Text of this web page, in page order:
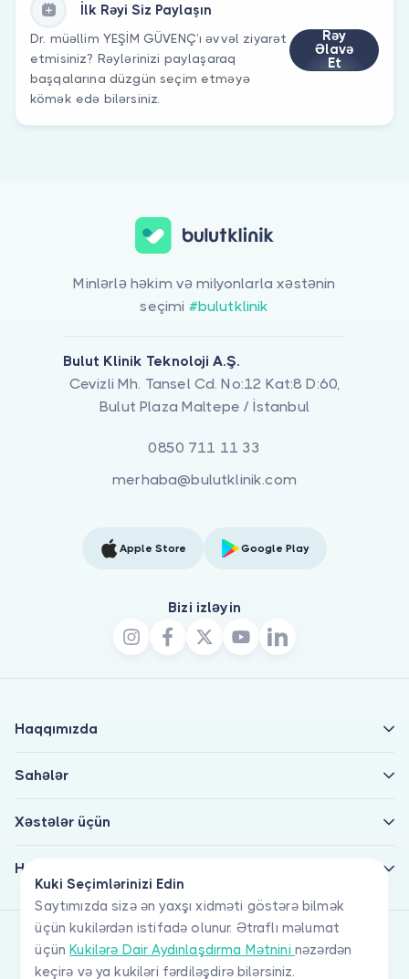
İlk Rəyi Siz Paylaşın
Dr. müəllim YEŞİM GÜVENÇ’ı əvvəl ziyarət
etmisiniz? Rəylərinizi paylaşaraq
başqalarına düzgün seçim etməyə
kömək edə bilərsiniz.
Rəy
Əlavə
Et
Kuki Seçimlərinizi Edin
Saytımızda sizə ən yaxşı xidməti göstərə bilmək
üçün kukilərdən istifadə olunur. Ətraflı məlumat
üçünKukilərə Dair Aydınlaşdırma Mətnini nəzərdən
keçirə və ya kukiləri fərdiləşdirə bilərsiniz.
Minlərlə həkim və milyonlarla xəstənin
seçimi #bulutklinik
Bulut Klinik Teknoloji A.Ş.
Cevizli Mh. Tansel Cd. No:12 Kat:8 D:60,
Bulut Plaza Maltepe / İstanbul
0850 711 11 33
merhaba@bulutklinik.com
Apple Store Google Play
Bizi izləyin
Haqqımızda
Sahələr
Xəstələr üçün
Həkimlər üçün